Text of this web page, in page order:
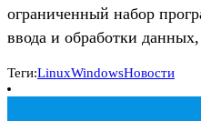
ограниченный набор
ввода и обработки
Теги:LinuxWindowsНовости